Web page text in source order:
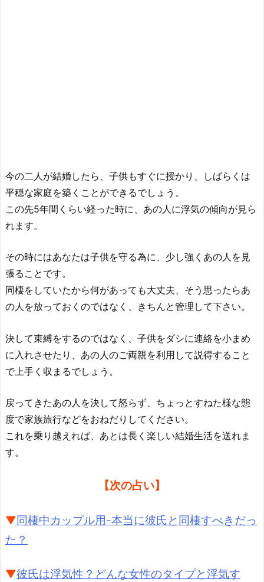
今の二人が結婚したら、子供もすぐに授かり、しばらくは
平穏な家庭を築くことができるでしょう。
この先5年間くらい経った時に、あの人に浮気の傾向が見ら
れます。
その時にはあなたは子供を守る為に、少し強くあの人を見
張ることです。
同棲をしていたから何があっても大丈夫、そう思ったらあ
の人を放っておくのではなく、きちんと管理して下さい。
決して束縛をするのではなく、子供をダシに連絡を小まめ
に入れさせたり、あの人のご両親を利用して説得すること
で上手く収まるでしょう。
戻ってきたあの人を決して怒らず、ちょっとすねた様な態
度で家族旅行などをおねだりしてください。
これを乗り越えれば、あとは長く楽しい結婚生活を送れま
す。
【次の占い】
▼同棲中カップル用-本当に彼氏と同棲すべきだっ
た？
▼彼氏は浮気性？どんな女性のタイプと浮気す